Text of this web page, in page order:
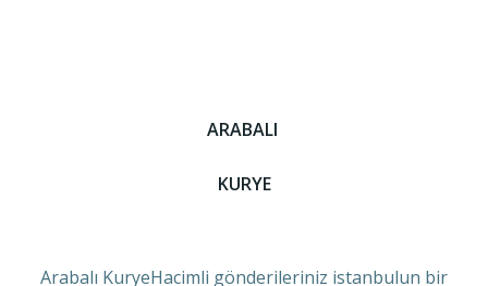
ARABALI
KURYE
Arabalı KuryeHacimli gönderileriniz istanbulun bir